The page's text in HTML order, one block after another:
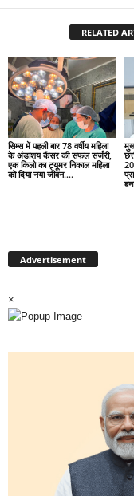
RELATED
सिम्स में पहली बार 78 वर्षीय महिला
के अंडाशय कैंसर की सफल सर्जरी,
एक किलो का ट्यूमर निकाल महिला
को दिया नया जीवन….
Advertisement
×